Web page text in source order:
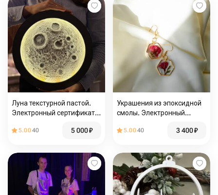
Луна текстурной пастой.
Электронный сертификат
5.0040 5 000₽
Украшения из эпоксидной
смолы. Электронный
мастер-класс
5.0040 3 400₽